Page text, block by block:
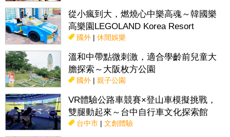
從小瘋到大，燃燒心中樂高魂～韓國樂
高樂園LEGOLAND Korea Resort
國外| 休閒娛樂
溫和中帶點微刺激，適合學齡前兒童大
膽探索～大阪枚方公園
國外| 親子公園
VR體驗公路車競賽×登山車模擬挑戰，
雙腿動起來～台中自行車文化探索館
台中市| 文創體驗